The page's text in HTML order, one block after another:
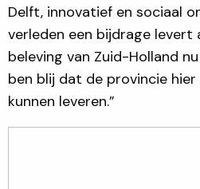
Delft, innovatief en sociaal
verleden een bijdrage levert
beleving van Zuid-Holland
ben blij dat de provincie
kunnen leveren.”